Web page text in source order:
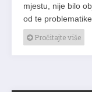
mjestu, nije bilo
od te
Pročitajte više